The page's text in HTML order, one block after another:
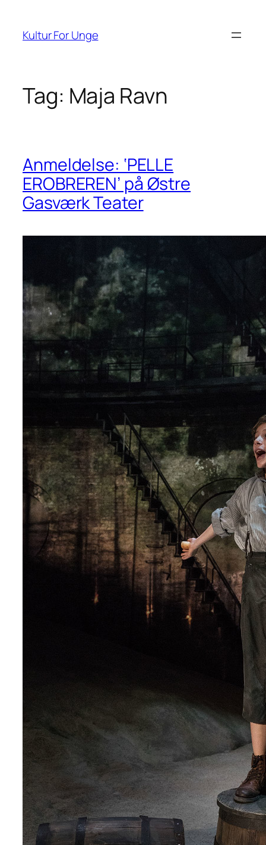
indhold
Kultur For Unge
Tag: Maja Ravn
Anmeldelse: ‘PELLE
EROBREREN’ på Østre
Gasværk Teater